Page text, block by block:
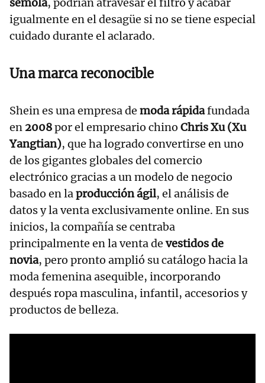
igualmente en el desagüe si no se tiene especial
cuidado durante el aclarado.
Una marca reconocible
Shein es una empresa de moda rápidafundada
en 2008por el empresario chino Chris Xu (Xu
Yangtian), que ha logrado convertirse en uno
de los gigantes globales del comercio
electrónico gracias a un modelo de negocio
basado en laproducción ágil, el análisis de
datos y la venta exclusivamente online. En sus
inicios, la compañía se centraba
principalmente en la venta de vestidos de
novia, pero pronto amplió su catálogo hacia la
moda femenina asequible, incorporando
después ropa masculina, infantil, accesorios y
productos de belleza.